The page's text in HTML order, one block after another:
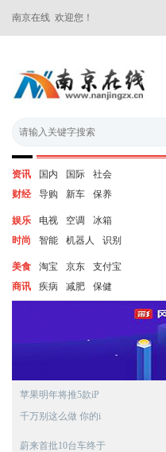
南京在线 欢迎您！
资讯 国内 国际
社会
财经
导购 新车 保养
娱乐 电视 空调
冰箱
时尚
智能 机器人 识别
美食 淘宝 京东
支付宝
商讯
疾病 减肥 保健
苹果明年将推5款iP
千万别这么做 你的i
蔚来首批10台车终于